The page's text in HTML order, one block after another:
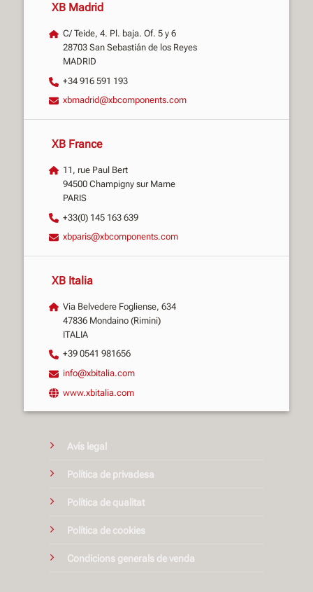
XB Madrid
C/ Teide, 4. Pl. baja. Of. 5 y 6
28703 San Sebastián de los Reyes
MADRID
+34 916 591 193
xbmadrid@xbcomponents.com
XB France
11, rue Paul Bert
94500 Champigny sur Marne
PARIS
+33(0) 145 163 639
xbparis@xbcomponents.com
XB Italia
Via Belvedere Fogliense, 634
47836 Mondaino (Rimini)
ITALIA
+39 0541 981656
info@xbitalia.com
www.xbitalia.com
Avís legal
Política de privadesa
Política de qualitat
Política de cookies
Condicions generals de venda